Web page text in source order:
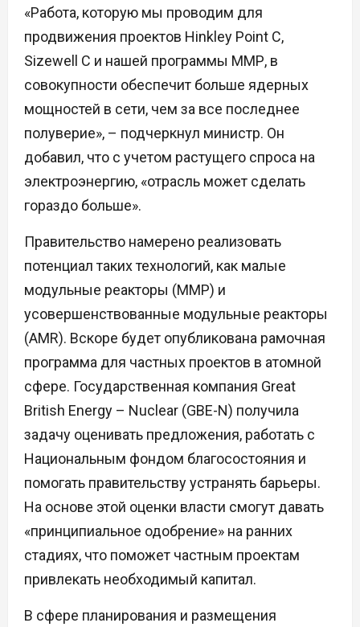
«Работа, которую мы проводим для
продвижения проектов Hinkley Point C,
Sizewell C и нашей программы ММР, в
совокупности обеспечит больше ядерных
мощностей в сети, чем за все последнее
полуверие», – подчеркнул министр. Он
добавил, что с учетом растущего спроса на
электроэнергию, «отрасль может сделать
гораздо больше».
Правительство намерено реализовать
потенциал таких технологий, как малые
модульные реакторы (ММР) и
усовершенствованные модульные реакторы
(AMR). Вскоре будет опубликована рамочная
программа для частных проектов в атомной
сфере. Государственная компания Great
British Energy – Nuclear (GBE-N) получила
задачу оценивать предложения, работать с
Национальным фондом благосостояния и
помогать правительству устранять барьеры.
На основе этой оценки власти смогут давать
«принципиальное одобрение» на ранних
стадиях, что поможет частным проектам
привлекать необходимый капитал.
В сфере планирования и размещения